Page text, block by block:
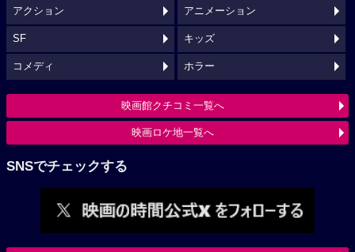
アクション アニメーション
SF キッズ
コメディ ホラー
映画館クチコミ一覧へ
映画ロケ地一覧へ
SNSでチェックする